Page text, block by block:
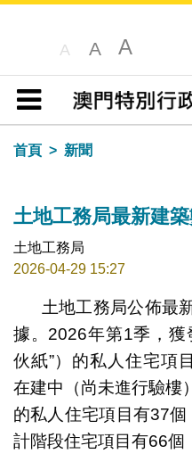
A A A
目錄
首頁
新聞
土地工務局最新建
土地工務局
2026-04-29 15:27
土地工務局公佈最
據。2026年第1季，獲
伙紙”）的私人住宅項
在建中（尚未進行驗樓
的私人住宅項目有37
計階段住宅項目有66個